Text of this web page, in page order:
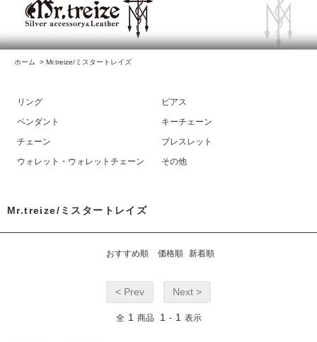
ホーム > Mr.treize/ミスタートレイズ
リング
ピアス
ペンダント
キーチェーン
チェーン
ブレスレット
ウォレット・ウォレットチェーン
その他
Mr.treize/ミスタートレイズ
おすすめ順 価格順 新着順
< Prev Next >
全 1 商品 1 - 1 表示